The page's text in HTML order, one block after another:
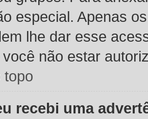
especial. Apenas
lhe dar esse
não estar
topo
recebi uma